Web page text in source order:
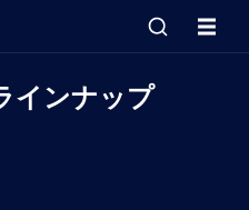
インナップ